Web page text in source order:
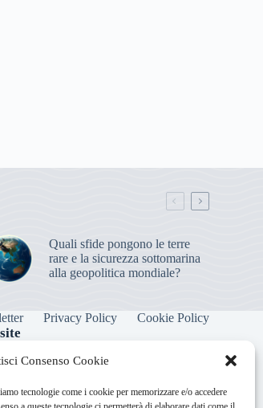
Consenso Cookie
tecnologie come i cookie per memorizzare e/o accedere
Quali sfide pongono le terre
rare e la sicurezza sottomarina
alla geopolitica mondiale?
Privacy Policy Cookie Policy
trova per te le notizie più rilevanti in